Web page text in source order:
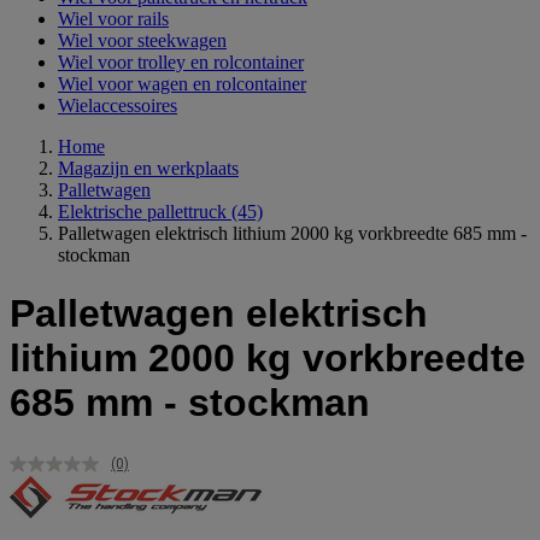
Wiel voor rails
Wiel voor steekwagen
Wiel voor trolley en rolcontainer
Wiel voor wagen en rolcontainer
Wielaccessoires
Home
Magazijn en werkplaats
Palletwagen
Elektrische pallettruck (45)
Palletwagen elektrisch lithium 2000 kg vorkbreedte 685 mm -
stockman
Palletwagen elektrisch
lithium 2000 kg vorkbreedte
685 mm - stockman
Geen
scorewaarde.
Dezelfde
(0)